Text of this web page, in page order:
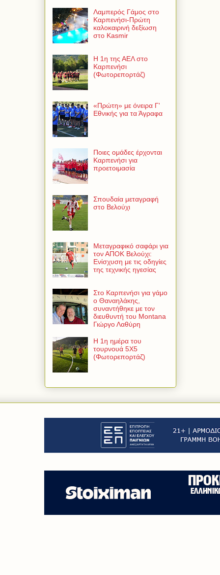
Λαμπερός Γάμος στο
Καρπενήσι-Πρώτη
καλοκαιρινή δεξίωση
στο Kasmir
Η 1η της ΑΕΛ στο
Καρπενήσι
(Φωτορεπορτάζ)
«Πρώτη» με όνειρα Γ'
Εθνικής για τα Άγραφα
Ποιες ομάδες έρχονται
Καρπενήσι για
προετοιμασία
Σπουδαία μεταγραφή
στο Βελούχι
Μεταγραφικό σαφάρι για
τον ΑΠΟΚ Βελούχι:
Ενίσχυση με τις οδηγίες
της τεχνικής ηγεσίας
Στο Καρπενήσι για γάμο
ο Θαναηλάκης,
συναντήθηκε με τον
διευθυντή του Montana
Γιώργο Λαθύρη
Η 1η ημέρα του
τουρνουά 5Χ5
(Φωτορεπορτάζ)